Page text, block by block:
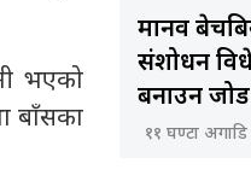
भएको
बाँसका
मानव
संशोधन
बनाउन जोड
११ घण्टा अगाडि